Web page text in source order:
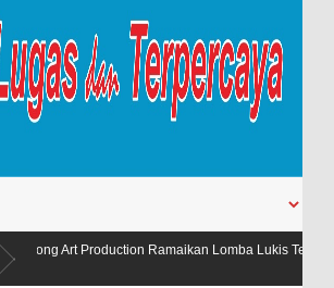
Ramaikan Lomba Lukis Tema Pariwisata Se